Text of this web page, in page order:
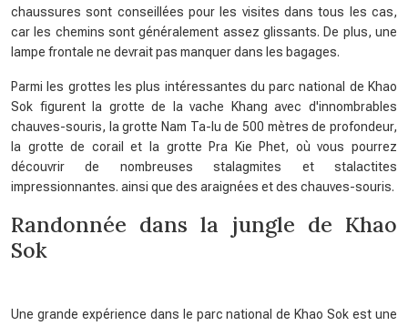
chaussures sont conseillées pour les visites dans tous les cas,
car les chemins sont généralement assez glissants. De plus, une
lampe frontale ne devrait pas manquer dans les bagages.
Parmi les grottes les plus intéressantes du parc national de Khao
Sok figurent la grotte de la vache Khang avec d'innombrables
chauves-souris, la grotte Nam Ta-lu de 500 mètres de profondeur,
la grotte de corail et la grotte Pra Kie Phet, où vous pourrez
découvrir de nombreuses stalagmites et stalactites
impressionnantes. ainsi que des araignées et des chauves-souris.
Randonnée dans la jungle de Khao
Sok
Une grande expérience dans le parc national de Khao Sok est une